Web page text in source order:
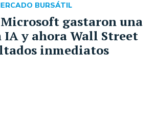
gastaron una
y ahora Wall Street
inmediatos
BURSÁTIL